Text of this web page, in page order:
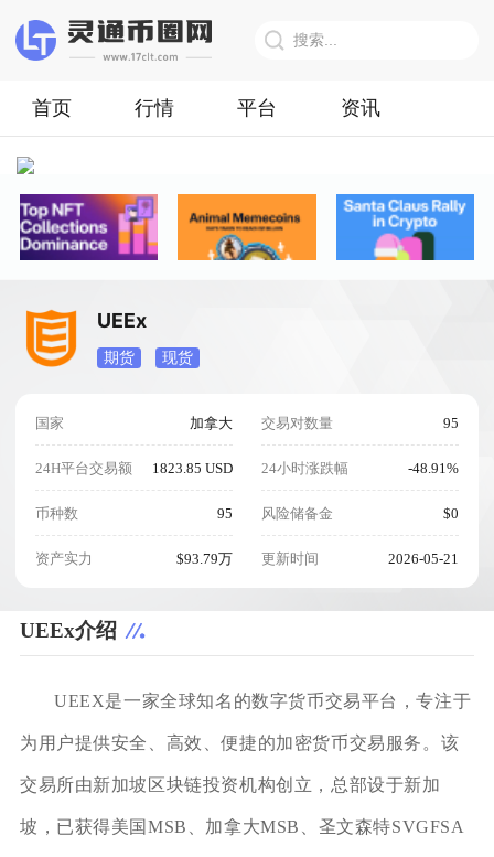
首页 行情 平台 资讯
UEEx
期货 现货
国家 加拿大
24H平台交易额 1823.85 USD
币种数 95
资产实力 $93.79万
交易对数量 95
24小时涨跌幅 -48.91%
风险储备金 $0
更新时间 2026-05-21
UEEx介绍
UEEX是一家全球知名的数字货币交易平台，专注于
为用户提供安全、高效、便捷的加密货币交易服务。该
交易所由新加坡区块链投资机构创立，总部设于新加
坡，已获得美国MSB、加拿大MSB、圣文森特SVGFSA